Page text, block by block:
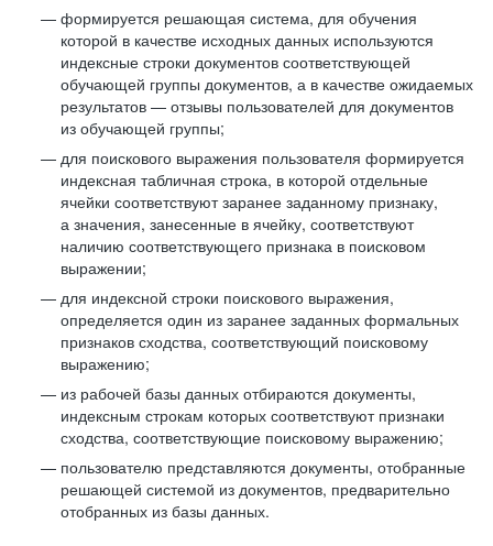
формируется решающая система, для обучения
которой в качестве исходных данных используются
индексные строки документов соответствующей
обучающей группы документов, а в качестве ожидаемых
результатов — отзывы пользователей для документов
из обучающей группы;
для поискового выражения пользователя формируется
индексная табличная строка, в которой отдельные
ячейки соответствуют заранее заданному признаку,
а значения, занесенные в ячейку, соответствуют
наличию соответствующего признака в поисковом
выражении;
для индексной строки поискового выражения,
определяется один из заранее заданных формальных
признаков сходства, соответствующий поисковому
выражению;
из рабочей базы данных отбираются документы,
индексным строкам которых соответствуют признаки
сходства, соответствующие поисковому выражению;
пользователю представляются документы, отобранные
решающей системой из документов, предварительно
отобранных из базы данных.